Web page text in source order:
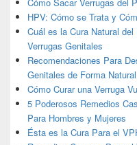
Cómo Sacar Verrugas del
HPV: Cómo se Trata y
Cuál es la Cura Natural
Verrugas Genitales
Recomendaciones Para
Genitales de Forma Natural
Cómo Curar una Verruga
5 Poderosos Remedios
Para Hombres y Mujeres
Ésta es la Cura Para el